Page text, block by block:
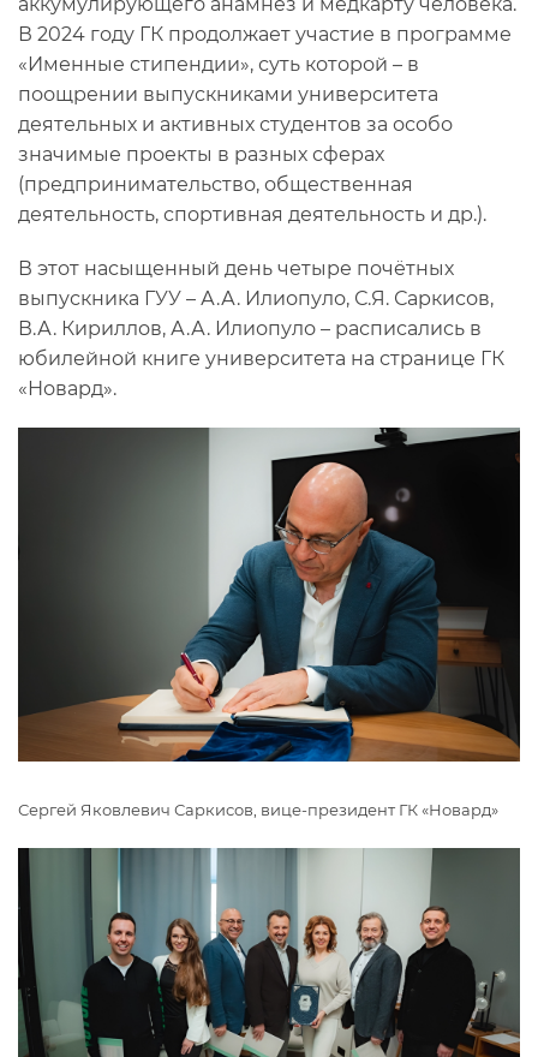
В 2024 году ГК продолжает участие в программе
«Именные стипендии», суть которой – в
поощрении выпускниками университета
деятельных и активных студентов за особо
значимые проекты в разных сферах
(предпринимательство, общественная
деятельность, спортивная деятельность и др.).
В этот насыщенный день четыре почётных
выпускника ГУУ – А.А. Илиопуло, С.Я. Саркисов,
В.А. Кириллов, А.А. Илиопуло – расписались в
юбилейной книге университета на странице ГК
«Новард».
Сергей Яковлевич Саркисов, вице-президент ГК «Новард»